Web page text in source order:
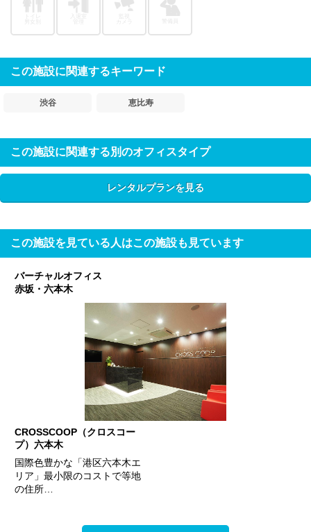
カメラ
この施設に関連するキーワード
渋谷 恵比寿
この施設に関連する別のオフィスタイプ
レンタルプランを見る
この施設を見ている人はこの施設も見ています
バーチャルオフィス
赤坂・六本木
CROSSCOOP（クロスコー
プ）六本木
国際色豊かな「港区六本木エ
リア」最小限のコストで等地
の住所…